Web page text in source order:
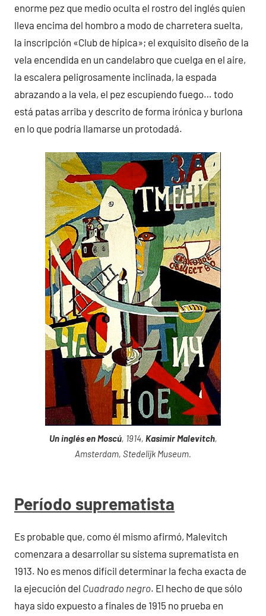
enorme pez que medio oculta el rostro del inglés quien
lleva encima del hombro a modo de charretera suelta,
la inscripción «Club de hípica»; el exquisito diseño de la
vela encendida en un candelabro que cuelga en el aire,
la escalera peligrosamente inclinada, la espada
abrazando a la vela, el pez escupiendo fuego… todo
está patas arriba y descrito de forma irónica y burlona
en lo que podría llamarse un protodadá.
Un inglés en Moscú, 1914, Kasimir Malevitch,
Amsterdam, Stedelijk Museum.
Período suprematista
Es probable que, como él mismo afirmó, Malevitch
comenzara a desarrollar su sistema suprematista en
1913. No es menos difícil determinar la fecha exacta de
la ejecución del Cuadrado negro. El hecho de que sólo
haya sido expuesto a finales de 1915 no prueba en